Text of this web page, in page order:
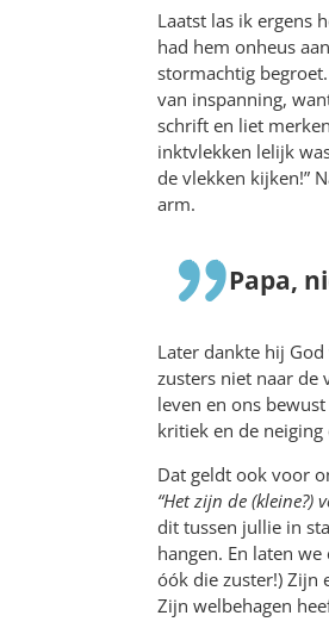
Laatst las ik ergens
had hem onheus
stormachtig
van inspanning,
schrift en liet
inktvlekken lelijk
de vlekken kijken!”
arm.
Papa,
Later dankte hij
zusters niet naar de
leven en ons
kritiek en de neiging
Dat geldt ook voor
“Het zijn de (kleine?)
dit tussen jullie in
hangen. En laten
óók die zuster!) Zijn
Zijn welbehagen